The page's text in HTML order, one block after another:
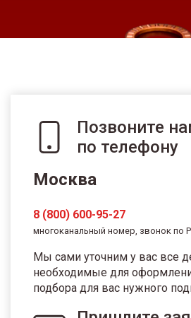
Позвоните
по телефону
Москва
8 (800) 600-95-27
многоканальный номер, звонок по
Мы сами уточним у вас все
необходимые для
подбора для вас нужного